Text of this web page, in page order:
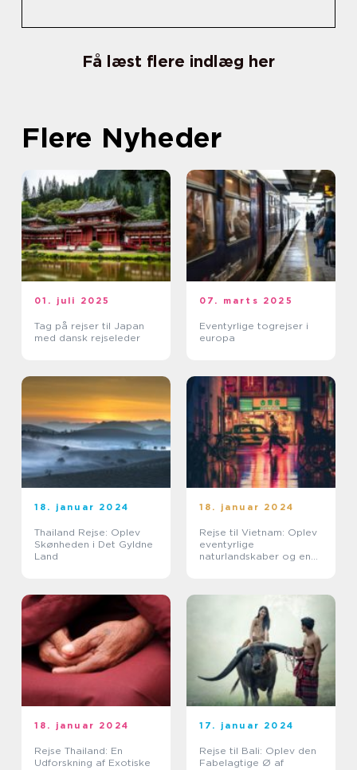
Få læst flere indlæg her
Flere Nyheder
01. juli 2025
Tag på rejser til Japan
med dansk rejseleder
07. marts 2025
Eventyrlige togrejser i
europa
18. januar 2024
Thailand Rejse: Oplev
Skønheden i Det Gyldne
Land
18. januar 2024
Rejse til Vietnam: Oplev
eventyrlige
naturlandskaber og en
18. januar 2024
Rejse Thailand: En
Udforskning af Exotiske
17. januar 2024
Rejse til Bali: Oplev den
Fabelagtige Ø af